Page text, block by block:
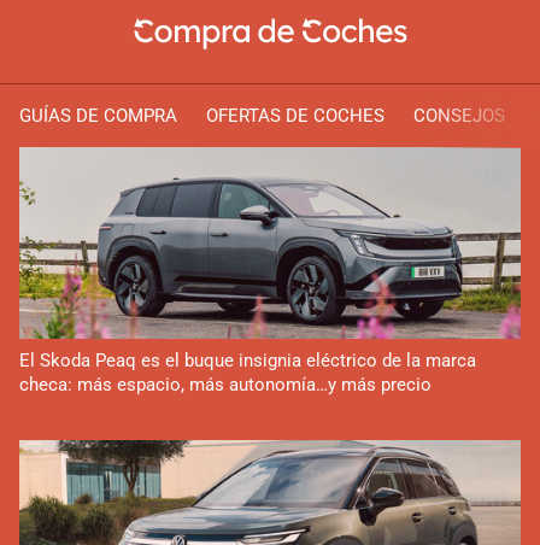
GUÍAS DE COMPRA OFERTAS DE COCHES CONSEJOS
El Skoda Peaq es el buque insignia eléctrico de la marca
checa: más espacio, más autonomía…y más precio